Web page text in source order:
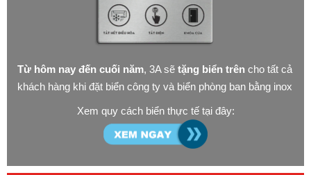
Từ hôm nay đến cuối năm, 3A sẽ tặng biển trên cho tất cả
khách hàng khi đặt biển công ty và biển phòng ban bằng inox
Xem quy cách biển thực tế tại đây: